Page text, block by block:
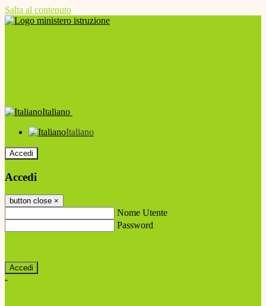
Salta al contenuto
Italiano
Italiano
Accedi
Accedi
button close ×
Nome Utente
Password
-